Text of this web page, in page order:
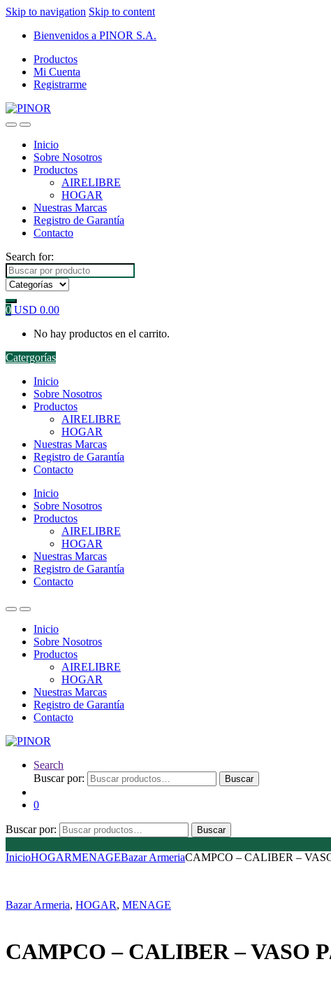
Skip to navigation Skip to content
Bienvenidos a PINOR S.A.
Productos
Mi Cuenta
Registrarme
Inicio
Sobre Nosotros
Productos
AIRELIBRE
HOGAR
Nuestras Marcas
Registro de Garantía
Contacto
Search for:
0 USD 0.00
No hay productos en el carrito.
Catergorías
Inicio
Sobre Nosotros
Productos
AIRELIBRE
HOGAR
Nuestras Marcas
Registro de Garantía
Contacto
Inicio
Sobre Nosotros
Productos
AIRELIBRE
HOGAR
Nuestras Marcas
Registro de Garantía
Contacto
Inicio
Sobre Nosotros
Productos
AIRELIBRE
HOGAR
Nuestras Marcas
Registro de Garantía
Contacto
Search
Buscar por:
Buscar
0
Buscar por: Buscar
InicioHOGARMENAGEBazar ArmeriaCAMPCO – CALIBER –
Bazar Armeria, HOGAR, MENAGE
CAMPCO – CALIBER – VASO